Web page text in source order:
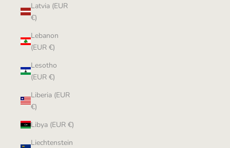
Latvia (EUR
€)
Lebanon
(EUR €)
Lesotho
(EUR €)
Liberia (EUR
€)
Libya (EUR €)
Liechtenstein